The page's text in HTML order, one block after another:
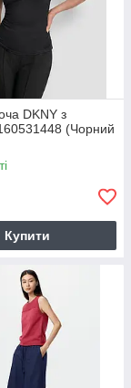
DKNY з
(Чорний
Купити